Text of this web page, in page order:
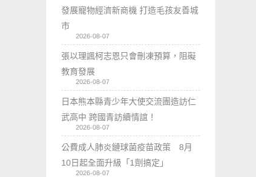
發展寵物經濟新商機 打造毛孩友善城
市
2026-08-07
張以理諷柯志恩只會刪凍預算，阻礙
教育發展
2026-08-07
日本熊本縣青少年大使交流團造訪仁
武高中 跨國青訪續情誼！
2026-08-07
公費成人肺炎鏈球菌疫苗政策 8月
10日起全面升級「1劑搞定」
2026-08-07